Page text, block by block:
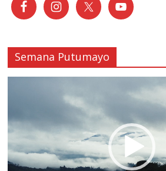
Semana Putumayo